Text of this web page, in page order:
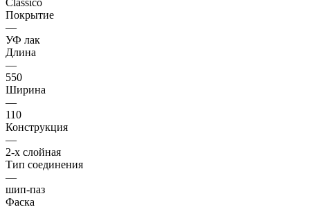
Покрытие
—
УФ лак
Длина
—
550
Ширина
—
110
Конструкция
—
2-х слойная
Тип соединения
—
шип-паз
Фаска